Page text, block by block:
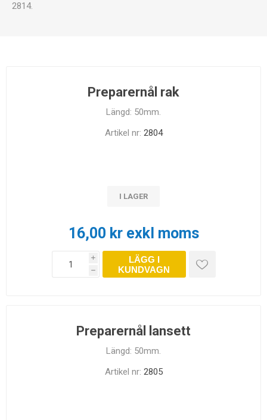
2814.
Preparernål rak
Längd: 50mm.
Artikel nr: 2804
I LAGER
16,00 kr exkl moms
i
h
LÄGG I
KUNDVAGN
Preparernål lansett
Längd: 50mm.
Artikel nr: 2805